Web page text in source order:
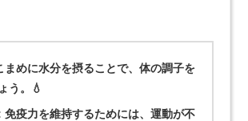
まめに水分を摂ることで、体の調子を
う。💧
免疫力を維持するためには、運動が不